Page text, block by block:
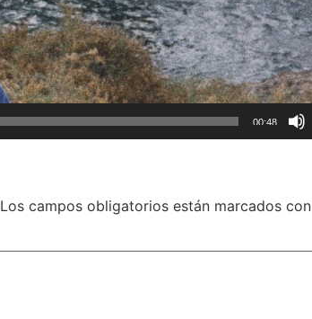
00:48
Los campos obligatorios están marcados con